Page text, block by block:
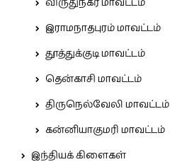
இராமநாதபுரம் மாவட்டம்
தூத்துக்குடி மாவட்டம்
தென்காசி மாவட்டம்
திருநெல்வேலி மாவட்டம்
கன்னியாகுமரி மாவட்டம்
இந்தியக் கிளைகள்